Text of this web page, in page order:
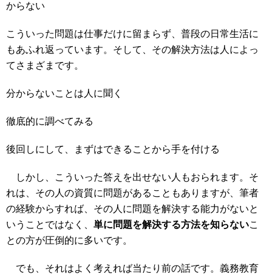
からない
こういった問題は仕事だけに留まらず、普段の日常生活に
もあふれ返っています。そして、その解決方法は人によっ
てさまざまです。
分からないことは人に聞く
徹底的に調べてみる
後回しにして、まずはできることから手を付ける
しかし、こういった答えを出せない人もおられます。そ
れは、その人の資質に問題があることもありますが、筆者
の経験からすれば、その人に問題を解決する能力がないと
いうことではなく、 単に問題を解決する方法を知らないこ
との方が圧倒的に多いです。
でも、それはよく考えれば当たり前の話です。義務教育